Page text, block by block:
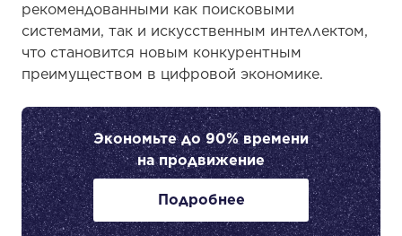
рекомендованными как поисковыми
системами, так и искусственным интеллектом,
что становится новым конкурентным
преимуществом в цифровой экономике.
Экономьте до 90% времени
на продвижение
Подробнее